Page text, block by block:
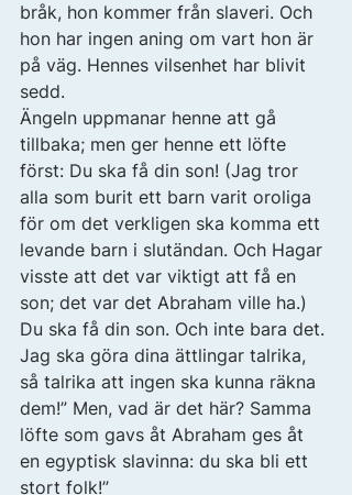
bråk, hon kommer från slaveri. Och
hon har ingen aning om vart hon är
på väg. Hennes vilsenhet har blivit
sedd.
Ängeln uppmanar henne att gå
tillbaka; men ger henne ett löfte
först: Du ska få din son! (Jag tror
alla som burit ett barn varit oroliga
för om det verkligen ska komma ett
levande barn i slutändan. Och Hagar
visste att det var viktigt att få en
son; det var det Abraham ville ha.)
Du ska få din son. Och inte bara det.
Jag ska göra dina ättlingar talrika,
så talrika att ingen ska kunna räkna
dem!” Men, vad är det här? Samma
löfte som gavs åt Abraham ges åt
en egyptisk slavinna: du ska bli ett
stort folk!”